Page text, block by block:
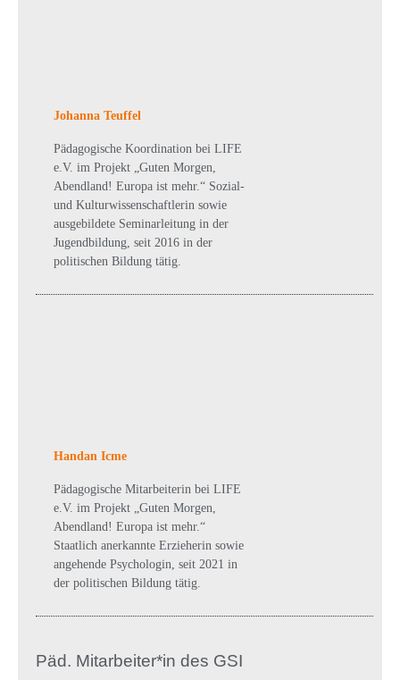
Johanna Teuffel
Pädagogische Koordination bei LIFE
e.V. im Projekt „Guten Morgen,
Abendland! Europa ist mehr.“ Sozial-
und Kulturwissenschaftlerin sowie
ausgebildete Seminarleitung in der
Jugendbildung, seit 2016 in der
politischen Bildung tätig.
Handan Icme
Pädagogische Mitarbeiterin bei LIFE
e.V. im Projekt „Guten Morgen,
Abendland! Europa ist mehr.“
Staatlich anerkannte Erzieherin sowie
angehende Psychologin, seit 2021 in
der politischen Bildung tätig.
Päd. Mitarbeiter*in des GSI